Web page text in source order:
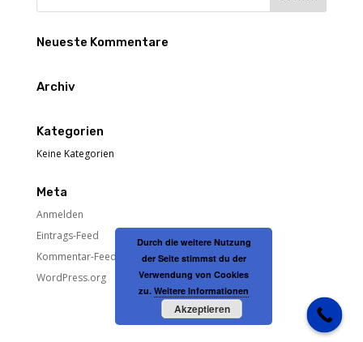
Neueste Kommentare
Archiv
Kategorien
Keine Kategorien
Meta
Anmelden
Eintrags-Feed
Kommentar-Feed
WordPress.org
Durch die weitere Nutzung
der Seite stimmst du der
Verwendung von Cookies
zu. Weitere Informationen
Akzeptieren